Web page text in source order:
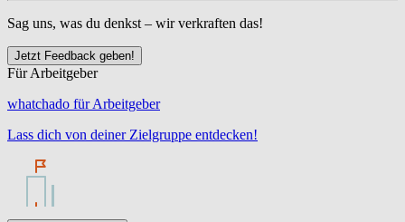
Sag uns, was du denkst – wir verkraften das!
Jetzt Feedback geben!
Für Arbeitgeber
whatchado für Arbeitgeber
Lass dich von deiner Zielgruppe entdecken!